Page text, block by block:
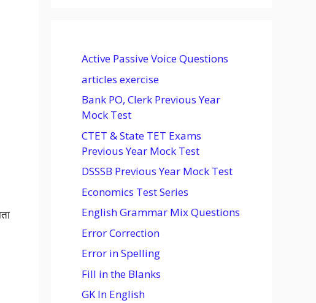
Active Passive Voice Questions
articles exercise
Bank PO, Clerk Previous Year
Mock Test
CTET & State TET Exams
Previous Year Mock Test
DSSSB Previous Year Mock Test
Economics Test Series
English Grammar Mix Questions
Error Correction
Error in Spelling
Fill in the Blanks
GK In English